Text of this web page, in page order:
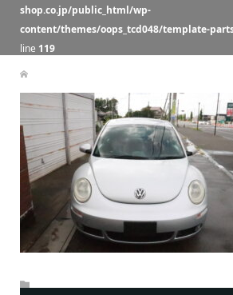
shop.co.jp/public_html/wp-
content/themes/oops_tcd048/template-
line 119